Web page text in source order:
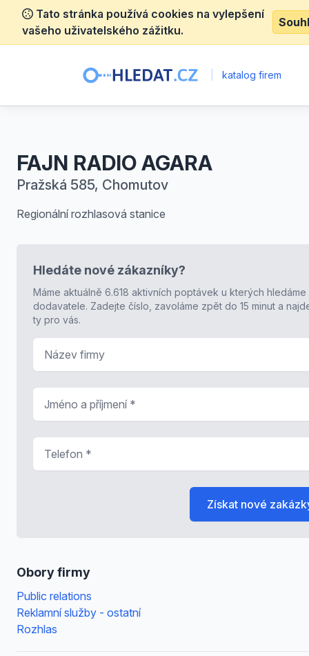
Tato stránka používá cookies na vylepšení
vašeho uživatelského zážitku.
katalog firem
FAJN RADIO AGARA
Pražská 585, Chomutov
Regionální rozhlasová stanice
Obory firmy
Public relations
Reklamní služby - ostatní
Rozhlas
Hledáte nové zákazníky?
Máme aktuálně 6.618 aktivních poptávek u kterých hledáme
dodavatele. Zadejte číslo, zavoláme zpět do 15 minut a
ty pro vás.
Získat nové